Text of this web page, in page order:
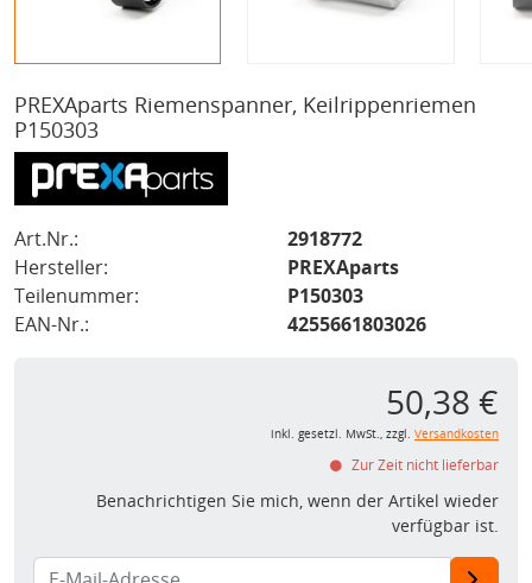
PREXAparts Riemenspanner, Keilrippenriemen
P150303
Art.Nr.:
2918772
Hersteller:
PREXAparts
Teilenummer:
P150303
EAN-Nr.:
4255661803026
50,38 €
inkl. gesetzl. MwSt., zzgl. Versandkosten
Zur Zeit nicht lieferbar
Benachrichtigen Sie mich, wenn der Artikel wieder
verfügbar ist.